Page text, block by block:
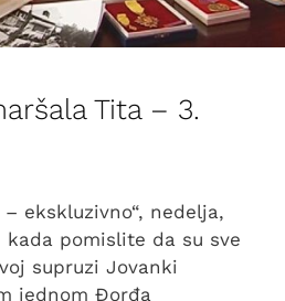
Tita – 3.
ekskluzivno“, nedelja,
kada pomislite da su sve
supruzi Jovanki
jednom Đorđa